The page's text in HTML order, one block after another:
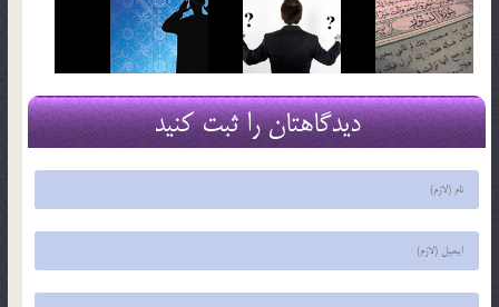
دیدگاهتان را ثبت کنید